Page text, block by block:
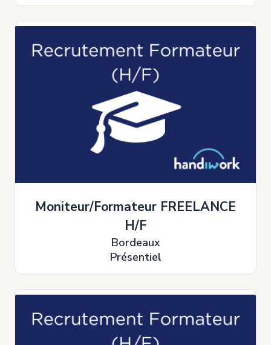
Moniteur/Formateur FREELANCE
H/F
Bordeaux
Présentiel